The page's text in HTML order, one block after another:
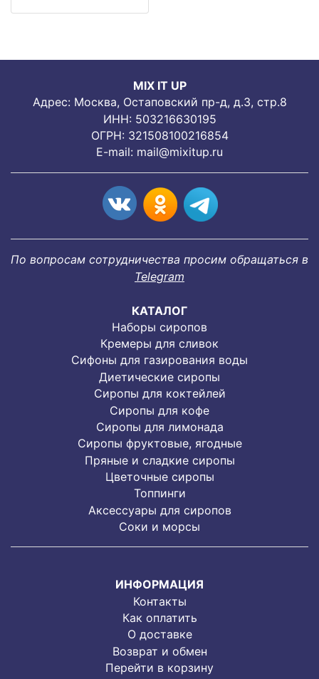
MIX IT UP
Адрес: Москва, Остаповский пр-д, д.3, стр.8
ИНН: 503216630195
ОГРН: 321508100216854
E-mail: mail@mixitup.ru
По вопросам сотрудничества просим обращаться в
Telegram
КАТАЛОГ
Наборы сиропов
Кремеры для сливок
Сифоны для газирования воды
Диетические сиропы
Сиропы для коктейлей
Сиропы для кофе
Сиропы для лимонада
Cиропы фруктовые, ягодные
Пряные и сладкие сиропы
Цветочные сиропы
Топпинги
Аксессуары для сиропов
Соки и морсы
ИНФОРМАЦИЯ
Контакты
Как оплатить
О доставке
Возврат и обмен
Перейти в корзину